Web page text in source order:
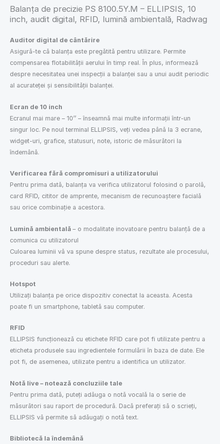
Balanța de precizie PS 8100.5Y.M – ELLIPSIS, 10
inch, audit digital, RFID, lumină ambientală, Radwag
Auditor digital de cântărire
Asigură-te că balanța este pregătită pentru utilizare. Permite
compensarea flotabilității aerului în timp real. În plus, informează
despre necesitatea unei inspecții a balanței sau a unui audit periodic
al acurateței și sensibilității balanței.
Ecran de 10 inch
Ecranul mai mare – 10’’ – înseamnă mai multe informații într-un
singur loc. Pe noul terminal ELLIPSIS, veți vedea până la 3 ecrane,
widget-uri, grafice, statusuri, note, istoric de măsurători la
îndemână.
Verificarea fără compromisuri a utilizatorului
Pentru prima dată, balanța va verifica utilizatorul folosind o parolă,
card RFID, cititor de amprente, mecanism de recunoaștere facială
sau orice combinație a acestora.
Lumină ambientală – o modalitate inovatoare pentru balanță de a
comunica cu utilizatorul
Culoarea luminii vă va spune despre status, rezultate ale procesului,
proceduri sau alerte.
Hotspot
Utilizați balanța pe orice dispozitiv conectat la aceasta. Acesta
poate fi un smartphone, tabletă sau computer.
RFID
ELLIPSIS funcționează cu etichete RFID care pot fi utilizate pentru a
eticheta produsele sau ingredientele formulării în baza de date. Ele
pot fi, de asemenea, utilizate pentru a identifica un utilizator.
Notă live – notează concluziile tale
Pentru prima dată, puteți adăuga o notă vocală la o serie de
măsurători sau raport de procedură. Dacă preferați să o scrieți,
ELLIPSIS vă permite să adăugați o notă text.
Bibliotecă la îndemână